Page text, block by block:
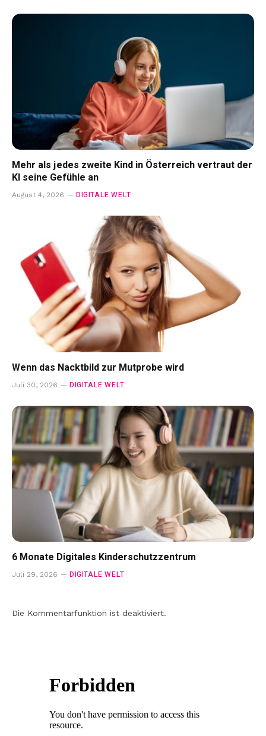
Mehr als jedes zweite Kind in Österreich vertraut der
KI seine Gefühle an
August 4, 2026 DIGITALE WELT
Wenn das Nacktbild zur Mutprobe wird
Juli 30, 2026 DIGITALE WELT
6 Monate Digitales Kinderschutzzentrum
Juli 29, 2026 DIGITALE WELT
Die Kommentarfunktion ist deaktiviert.